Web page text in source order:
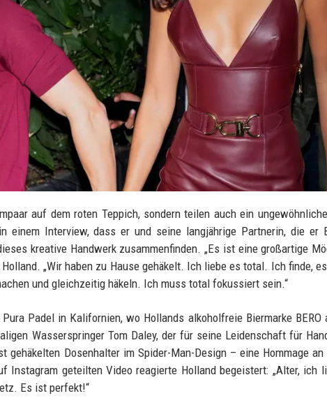
auf dem roten Teppich, sondern teilen auch ein
einem Interview, dass er und seine langjährige Partnerin, die er
kreative Handwerk zusammenfinden. „Es ist eine großartige
„Wir haben zu Hause gehäkelt. Ich liebe es total. Ich finde,
und gleichzeitig häkeln. Ich muss total fokussiert sein.“
Padel in Kalifornien, wo Hollands alkoholfreie Biermarke BERO
Wasserspringer Tom Daley, der für seine Leidenschaft für
Dosenhalter im Spider-Man-Design – eine Hommage an
Instagram geteilten Video reagierte Holland begeistert: „Alter, ich
Es ist perfekt!“